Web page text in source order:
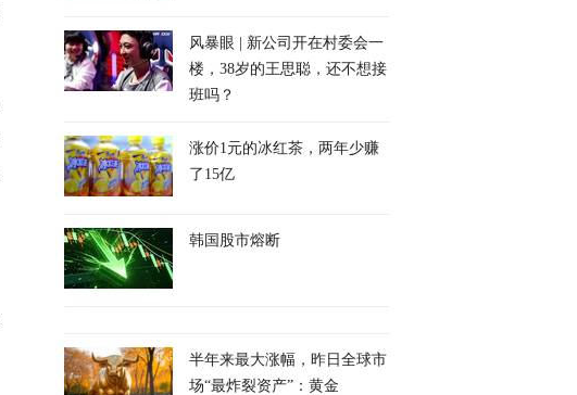
风暴眼 | 新公司开在村委会一
楼，38岁的王思聪，还不想接
班吗？
涨价1元的冰红茶，两年少赚
了15亿
韩国股市熔断
半年来最大涨幅，昨日全球市
场“最炸裂资产”：黄金